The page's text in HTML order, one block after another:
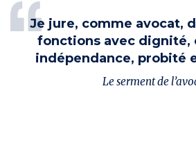
Je jure, comme avocat,
fonctions avec dignité,
indépendance, probité
Le serment de